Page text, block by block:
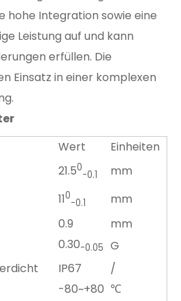
hohe Integration sowie eine
Leistung auf und kann
erfüllen. Die
Einsatz in einer komplexen
Wert
Einheiten
21.50
-0.1
mm
110
-0.1
mm
0.9
mm
0.30-0.05 G
IP67
/
-80~+80 ℃